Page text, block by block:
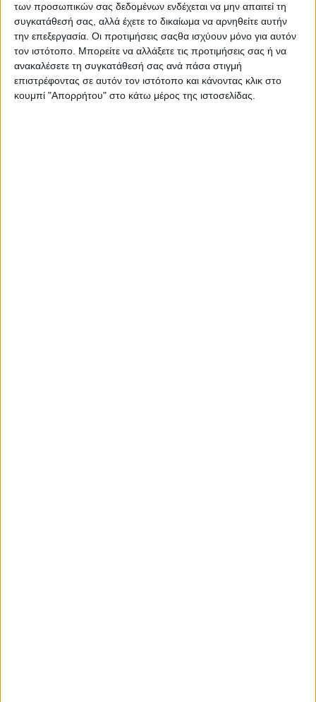
των προσωπικών σας δεδομένων ενδέχεται να μην απαιτεί τη
συγκατάθεσή σας, αλλά έχετε το δικαίωμα να αρνηθείτε αυτήν
την επεξεργασία. Οι προτιμήσεις σαςθα ισχύουν μόνο για αυτόν
τον ιστότοπο. Μπορείτε να αλλάξετε τις προτιμήσεις σας ή να
ανακαλέσετε τη συγκατάθεσή σας ανά πάσα στιγμή
επιστρέφοντας σε αυτόν τον ιστότοπο και κάνοντας κλικ στο
κουμπί "Απορρήτου" στο κάτω μέρος της ιστοσελίδας.